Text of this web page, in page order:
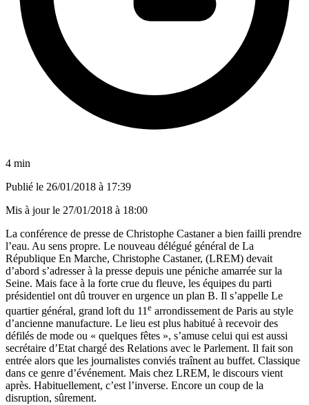
4 min
Publié le 26/01/2018 à 17:39
Mis à jour le 27/01/2018 à 18:00
La conférence de presse de Christophe Castaner a bien failli prendre
l’eau. Au sens propre. Le nouveau délégué général de La
République En Marche, Christophe Castaner, (LREM) devait
d’abord s’adresser à la presse depuis une péniche amarrée sur la
Seine. Mais face à la forte crue du fleuve, les équipes du parti
présidentiel ont dû trouver en urgence un plan B. Il s’appelle Le
quartier général, grand loft du 11 e arrondissement de Paris au style
d’ancienne manufacture. Le lieu est plus habitué à recevoir des
défilés de mode ou « quelques fêtes », s’amuse celui qui est aussi
secrétaire d’Etat chargé des Relations avec le Parlement. Il fait son
entrée alors que les journalistes conviés traînent au buffet. Classique
dans ce genre d’événement. Mais chez LREM, le discours vient
après. Habituellement, c’est l’inverse. Encore un coup de la
disruption, sûrement.